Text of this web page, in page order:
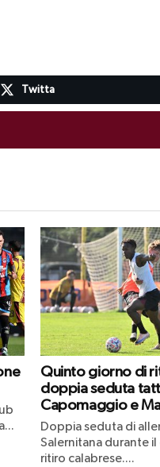
Twitta
Quinto giorno di
doppia seduta
Capomaggio e
Doppia seduta di
Salernitana durante
ritiro calabrese....